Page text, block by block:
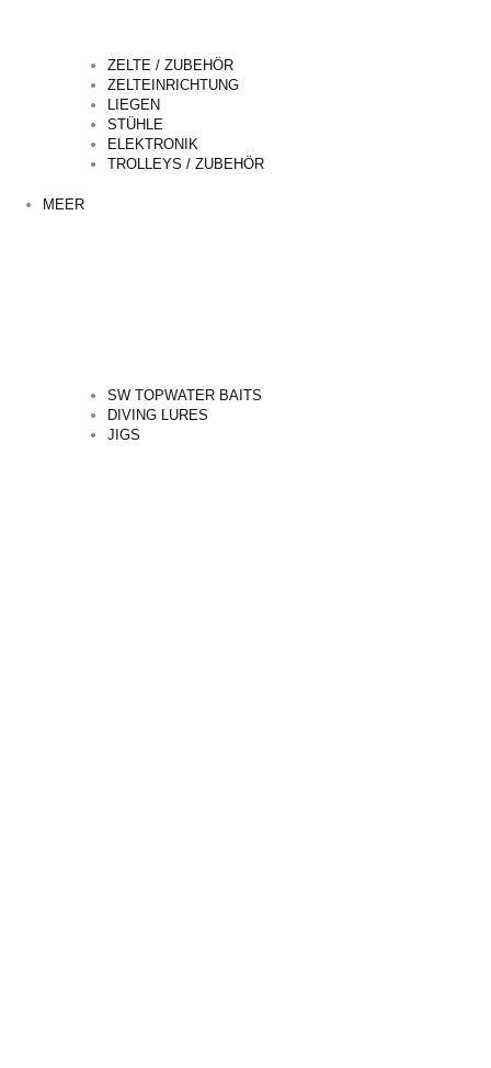
ZELTE / ZUBEHÖR
ZELTEINRICHTUNG
LIEGEN
STÜHLE
ELEKTRONIK
TROLLEYS / ZUBEHÖR
MEER
SW TOPWATER BAITS
DIVING LURES
JIGS